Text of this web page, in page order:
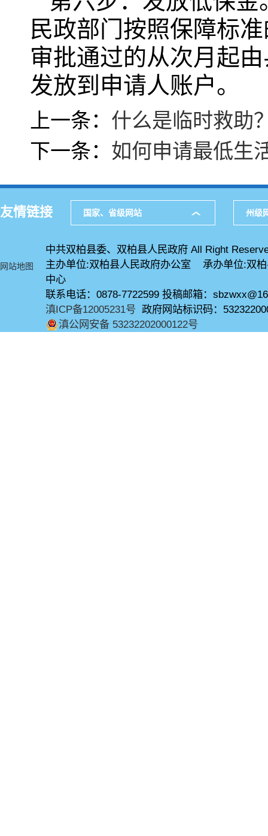
民政部门按照保障标
审批通过的从次月起
发放到申请人账户。
上一条： 什么是临时救助
下一条： 如何申请最低生
友情链接 国家、省级网站 州级
网站地图
中共双柏县委、双柏县人民政府 All Right
主办单位:双柏县人民政府办公室 承办单位:双
中心
联系电话：0878-7722599 投稿邮箱：
滇ICP备12005231号 政府网站标识码：
滇公网安备 53232202000122号